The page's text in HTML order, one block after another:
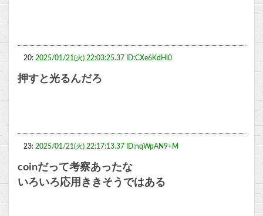
20: 2025/01/21(火) 22:03:25.37 ID:CXe6KdHi0
押すと光るんだろ
23: 2025/01/21(火) 22:17:13.37 ID:nqWpAN9+M
coinだって考察あったな
いろいろ応用ききそうではある